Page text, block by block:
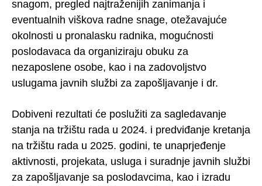
snagom, pregled najtraženijih zanimanja i
eventualnih viškova radne snage, otežavajuće
okolnosti u pronalasku radnika, mogućnosti
poslodavaca da organiziraju obuku za
nezaposlene osobe, kao i na zadovoljstvo
uslugama javnih službi za zapošljavanje i dr.
Dobiveni rezultati će poslužiti za sagledavanje
stanja na tržištu rada u 2024. i predviđanje kretanja
na tržištu rada u 2025. godini, te unaprjeđenje
aktivnosti, projekata, usluga i suradnje javnih službi
za zapošljavanje sa poslodavcima, kao i izradu